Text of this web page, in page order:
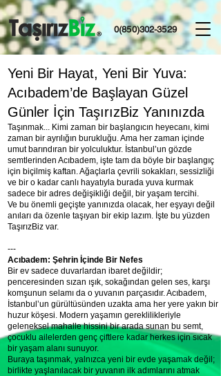
0(850)302-3529
Yeni Bir Hayat, Yeni Bir Yuva:
Acıbadem’de Başlayan Güzel
Günler İçin TaşırızBiz Yanınızda
Taşınmak... Kimi zaman bir başlangıcın heyecanı, kimi
zaman bir ayrılığın burukluğu. Ama her zaman içinde
umut barındıran bir yolculuktur. İstanbul’un gözde
semtlerinden Acıbadem, işte tam da böyle bir başlangıç
için biçilmiş kaftan. Ağaçlarla çevrili sokakları, sessizliği
ve bir o kadar canlı hayatıyla burada yuva kurmak
sadece bir adres değişikliği değil, bir yaşam tercihi.
Ve bu önemli geçişte yanınızda olacak, her eşyayı değil
anıları da özenle taşıyan bir ekip lazım. İşte bu yüzden
TaşırızBiz var.
---
Acıbadem: Şehrin İçinde Bir Nefes
Bir ev sadece duvarlardan ibaret değildir;
penceresinden sızan ışık, sokağından gelen ses, karşı
komşunun selamı da o yuvanın parçasıdır. Acıbadem,
İstanbul’un gürültüsünden uzakta ama her yere yakın bir
huzur köşesi. Modern yaşamın gereklilikleriyle
geleneksel mahalle hissini bir arada sunan bu semt,
çocuklu ailelerden genç çiftlere kadar herkes için sıcak
bir yaşam alanı sunuyor.
Buraya taşınmak, yalnızca yeni bir evde yaşamak değil;
birlikte yaşlanılacak bir yuvanın ilk adımlarını atmak